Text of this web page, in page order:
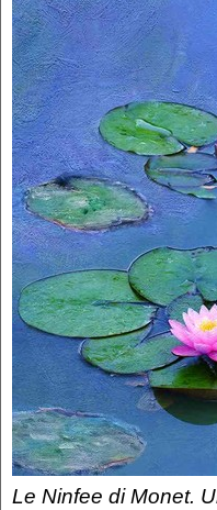
Le Ninfee di Monet.